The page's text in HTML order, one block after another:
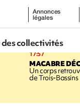
Annonces
légales
des collectivités
17:57
MACABRE
Un corps
de Trois-Bassins